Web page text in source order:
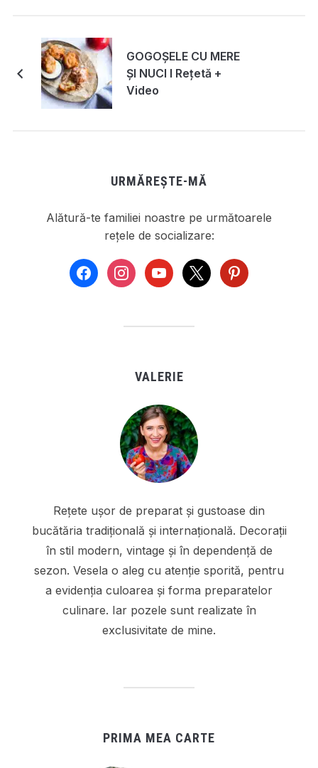
GOGOȘELE CU MERE
ȘI NUCI I Rețetă +
Video
URMĂREȘTE-MĂ
Alătură-te familiei noastre pe următoarele
rețele de socializare:
facebookinstagramyoutube
x pinterest
VALERIE
Rețete ușor de preparat și gustoase din
bucătăria tradițională și internațională. Decorații
în stil modern, vintage și în dependență de
sezon. Vesela o aleg cu atenție sporită, pentru
a evidenția culoarea și forma preparatelor
culinare. Iar pozele sunt realizate în
exclusivitate de mine.
PRIMA MEA CARTE